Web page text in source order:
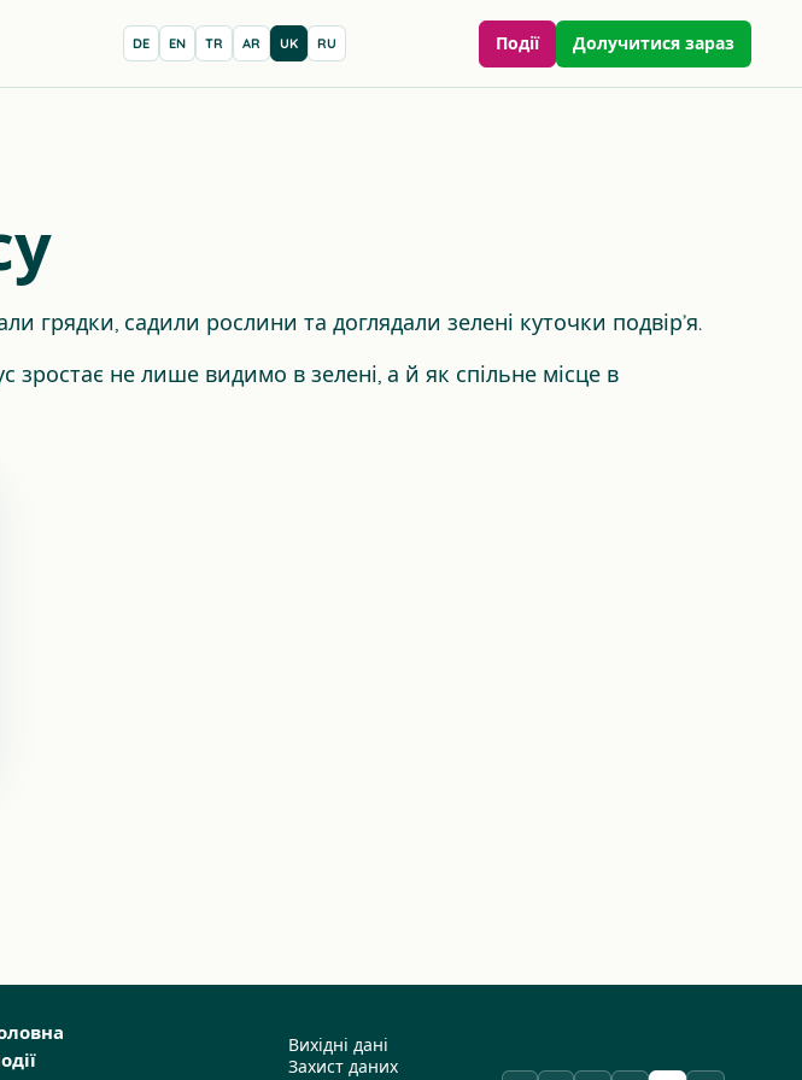
DE EN TR AR UK RU Події Долучитися зараз
грядки, садили рослини та доглядали зелені куточки подвір’я.
зростає не лише видимо в зелені, а й як спільне місце в
Вихідні дані
Захист даних